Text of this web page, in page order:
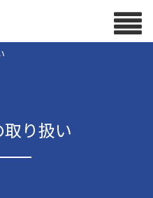
り扱い